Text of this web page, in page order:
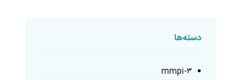
دسته‌ها
mmpi-۳